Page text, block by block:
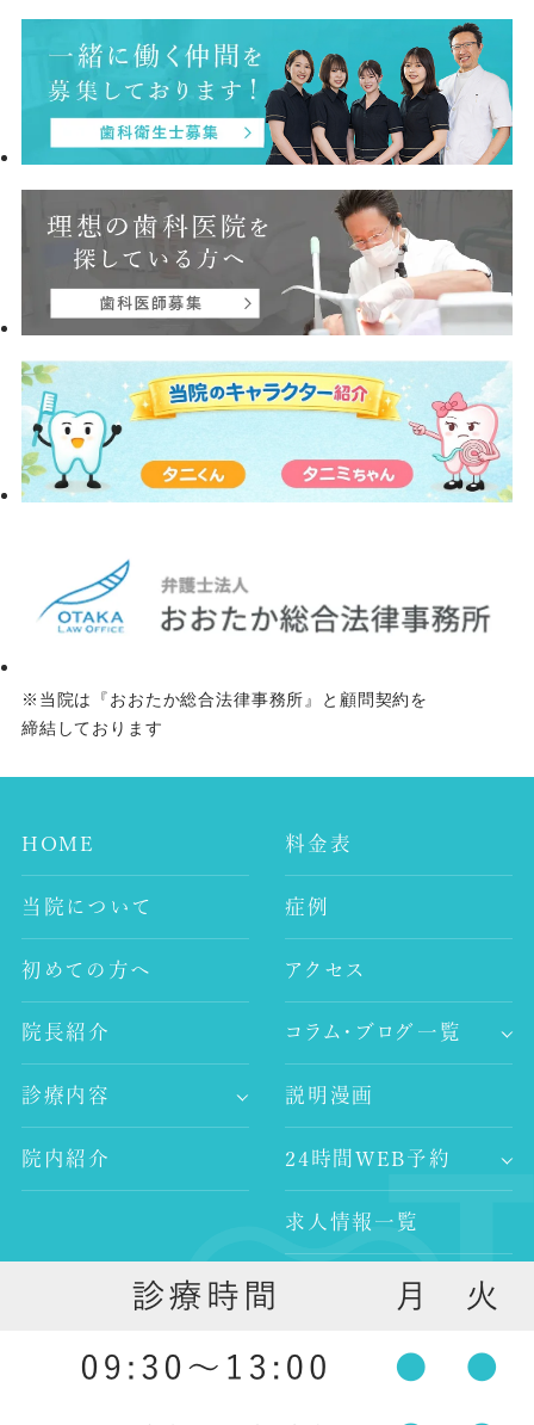
※当院は『おおたか総合法律事務所』と顧問契約を
締結しております
HOME
当院について
初めての方へ
院長紹介
診療内容
-入れ歯治療
院内紹介
料金表
症例
アクセス
コラム・ブログ一覧
-歯科コラム
-院長ブログ
説明漫画
24時間WEB予約
求人情報一覧
-歯科衛生士求人